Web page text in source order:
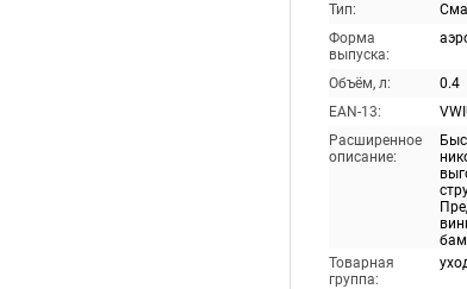
Тип:
Форма
выпуска:
Объём, л:
0.4
EAN-13:
Расширенное
описание:
Товарная
группа: